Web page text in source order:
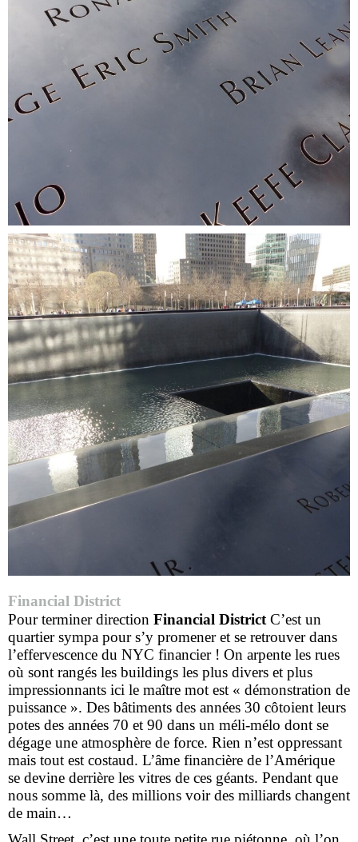
Financial District
Pour terminer direction Financial DistrictC’est un
quartier sympa pour s’y promener et se retrouver dans
l’effervescence du NYC financier ! On arpente les rues
où sont rangés les buildings les plus divers et plus
impressionnants ici le maître mot est « démonstration de
puissance ». Des bâtiments des années 30 côtoient leurs
potes des années 70 et 90 dans un méli-mélo dont se
dégage une atmosphère de force. Rien n’est oppressant
mais tout est costaud. L’âme financière de l’Amérique
se devine derrière les vitres de ces géants. Pendant que
nous somme là, des millions voir des milliards changent
de main…